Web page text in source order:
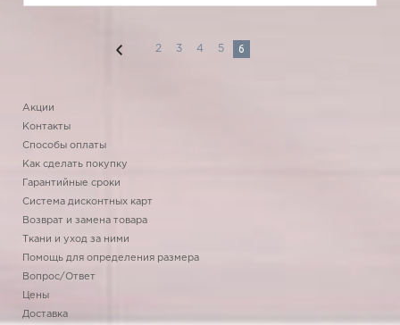
2 3 4 5 6
Акции
Контакты
Способы оплаты
Как сделать покупку
Гарантийные сроки
Система дисконтных карт
Возврат и замена товара
Ткани и уход за ними
Помощь для определения размера
Вопрос/Ответ
Цены
Доставка